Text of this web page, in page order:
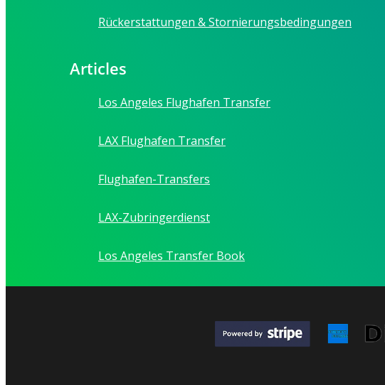
Rückerstattungen & Stornierungsbedingungen
Articles
Los Angeles Flughafen Transfer
LAX Flughafen Transfer
Flughafen-Transfers
LAX-Zubringerdienst
Los Angeles Transfer Book